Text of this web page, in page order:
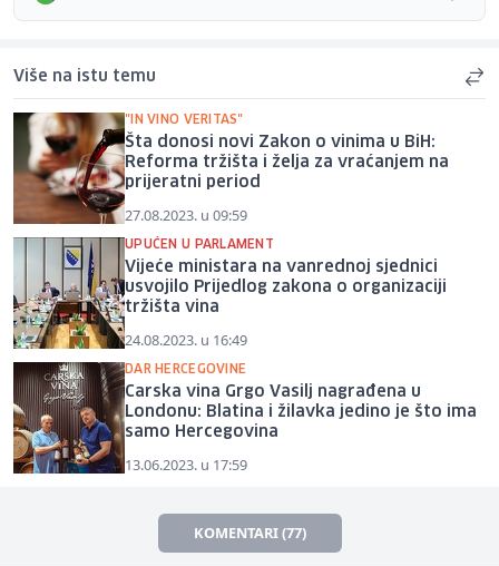
Više na istu temu
"IN VINO VERITAS"
Šta donosi novi Zakon o vinima u BiH:
Reforma tržišta i želja za vraćanjem na
prijeratni period
27.08.2023. u 09:59
UPUĆEN U PARLAMENT
Vijeće ministara na vanrednoj sjednici
usvojilo Prijedlog zakona o organizaciji
tržišta vina
24.08.2023. u 16:49
DAR HERCEGOVINE
Carska vina Grgo Vasilj nagrađena u
Londonu: Blatina i žilavka jedino je što ima
samo Hercegovina
13.06.2023. u 17:59
KOMENTARI (77)